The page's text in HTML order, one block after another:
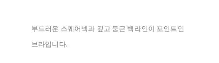
부드러운 스퀘어넥과 깊고 둥근 백라인이 포인트인
브라입니다.